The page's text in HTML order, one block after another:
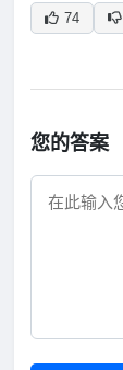
74
您的答案